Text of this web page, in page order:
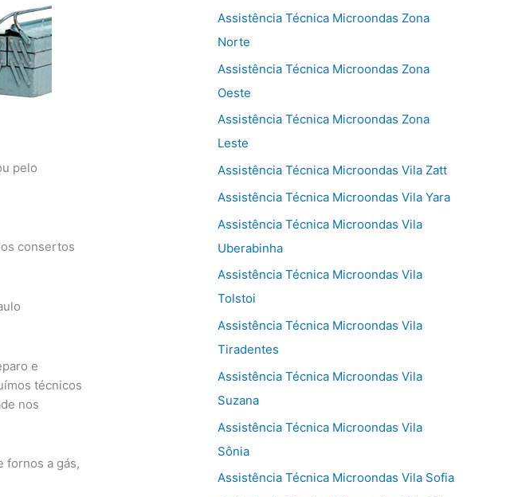
pelo
consertos
e
técnicos
nos
fornos a gás,
Assistência Técnica Microondas Zona
Norte
Assistência Técnica Microondas Zona
Oeste
Assistência Técnica Microondas Zona
Leste
Assistência Técnica Microondas Vila Zatt
Assistência Técnica Microondas Vila Yara
Assistência Técnica Microondas Vila
Uberabinha
Assistência Técnica Microondas Vila
Tolstoi
Assistência Técnica Microondas Vila
Tiradentes
Assistência Técnica Microondas Vila
Suzana
Assistência Técnica Microondas Vila
Sônia
Assistência Técnica Microondas Vila Sofia